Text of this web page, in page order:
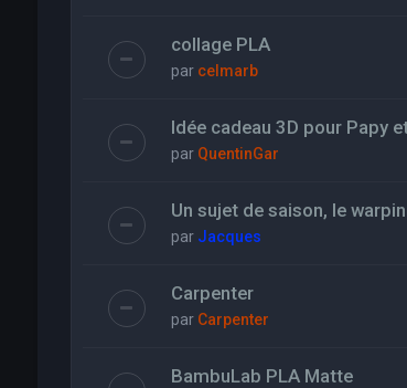
collage PLA
par celmarb
Idée cadeau 3D pour Papy
par QuentinGar
Un sujet de saison, le
par Jacques
Carpenter
par Carpenter
BambuLab PLA Matte